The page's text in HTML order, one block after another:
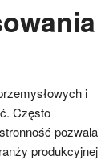
i
Często
pozwala
produkcyjnej